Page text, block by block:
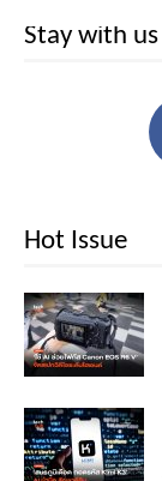
Stay with us
Hot Issue